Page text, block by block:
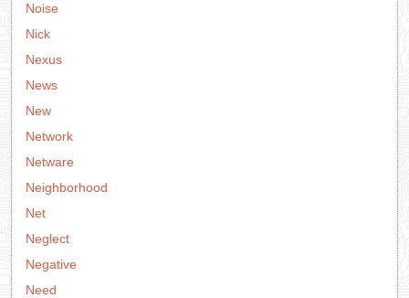
Noise
Nick
Nexus
News
New
Network
Netware
Neighborhood
Net
Neglect
Negative
Need